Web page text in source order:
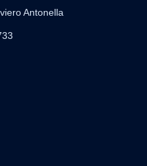
Antonella